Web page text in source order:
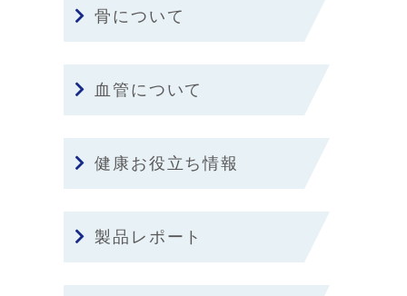
骨について
血管について
健康お役立ち情報
製品レポート